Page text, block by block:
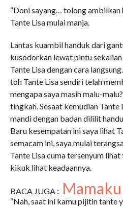
“Doni sayang… tolong ambilkan
Tante Lisa mulai manja.
Lantas kuambil handuk dari
kusodorkan lewat pintu
Tante Lisa dengan cara
toh Tante Lisa sendiri telah
mengapa saya masih malu-
tingkah. Sesaat kemudian
mandi dengan badan dililit
Baru kesempatan ini saya lihat
semacam ini, saya mulai
Tante Lisa cuma tersenyum
kikuk lihat keadaannya.
BACA JUGA :
“Nah, saat ini kamu pijitin tante